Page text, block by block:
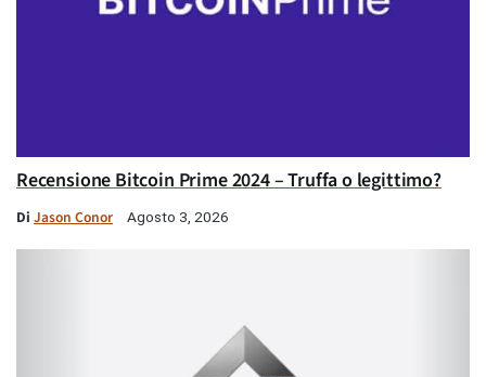
Recensione Bitcoin Prime 2024 – Truffa o legittimo?
Di Jason Conor Agosto 3, 2026